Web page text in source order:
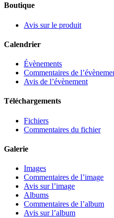
Boutique
Avis sur le produit
Calendrier
Évènements
Commentaires de
Avis de l’évènement
Téléchargements
Fichiers
Commentaires du fichier
Galerie
Images
Commentaires de l’image
Avis sur l’image
Albums
Commentaires de l’album
Avis sur l’album